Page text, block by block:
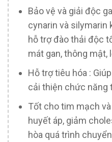
Bảo vệ và giải độc
cynarin và silymarin
hỗ trợ đào thải độc
mát gan, thông mật,
Hỗ trợ tiêu hóa :
cải thiện chức năng
Tốt cho tim mạch
huyết áp, giảm
hòa quá trình